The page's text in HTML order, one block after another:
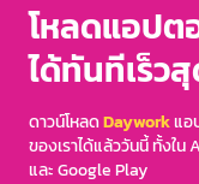
โหลดแอปต
ได้ทันทีเร็ว
ดาวน์โหลดDayworkแอ
ของเราได้แล้ววันนี้ ทั้งใน
และ Google Play